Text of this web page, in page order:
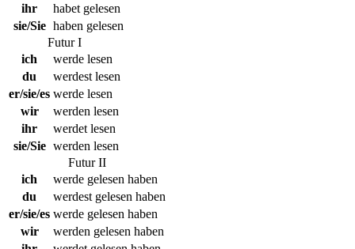
ihr
habet gelesen
sie/Sie haben gelesen
Futur I
ich
werde lesen
du
werdest lesen
er/sie/es werde lesen
wir
werden lesen
ihr
werdet lesen
sie/Sie werden lesen
Futur II
ich
werde gelesen haben
du
werdest gelesen haben
er/sie/es werde gelesen haben
wir
werden gelesen haben